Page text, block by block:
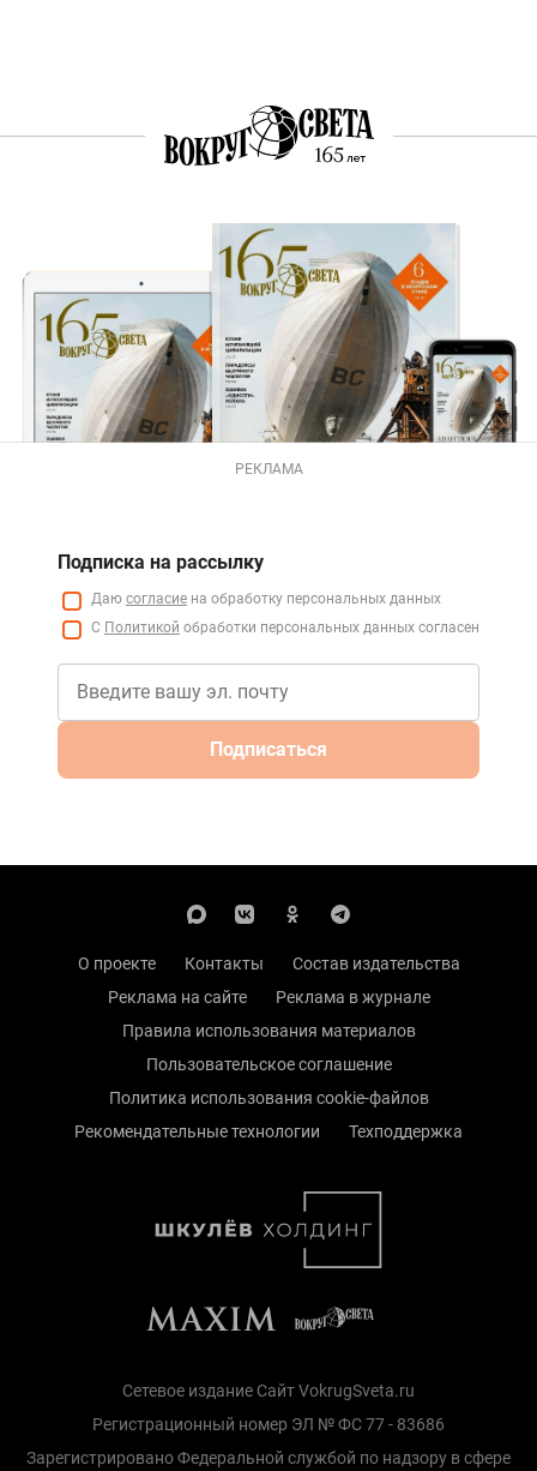
РЕКЛАМА
Подписка на рассылку
Даю согласие на обработку персональных данных
С Политикой обработки персональных данных согласен
Подписаться
О проекте Контакты
Состав издательства
Реклама на сайте
Реклама в журнале
Правила использования материалов
Пользовательское соглашение
Политика использования cookie-файлов
Рекомендательные технологии
Техподдержка
Сетевое издание Сайт VokrugSveta.ru
Регистрационный номер ЭЛ № ФС 77 - 83686
Зарегистрировано Федеральной службой по надзору в сфере